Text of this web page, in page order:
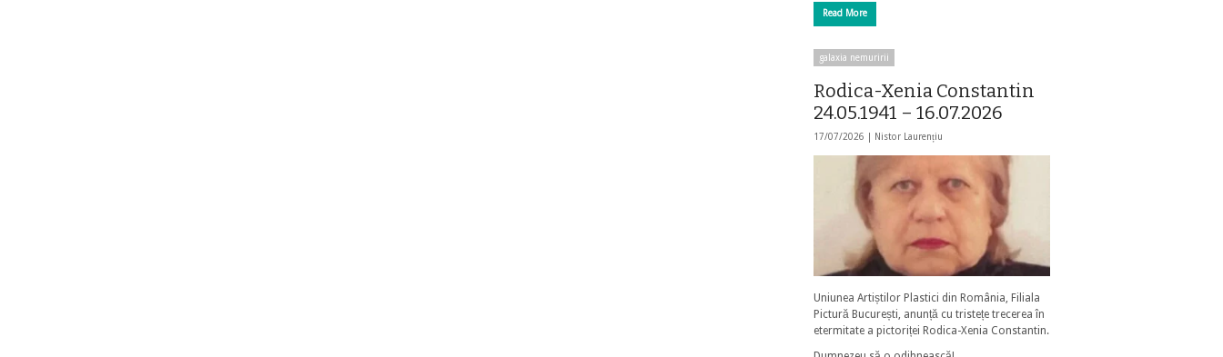
Read More
galaxia nemuririi
Rodica-Xenia Constantin
24.05.1941 – 16.07.2026
17/07/2026 | Nistor Laurențiu
Uniunea Artiștilor Plastici din România, Filiala
Pictură București, anunță cu tristețe trecerea în
etermitate a pictoriței Rodica-Xenia Constantin.